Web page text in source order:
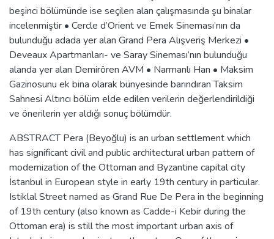
beşinci bölümünde ise seçilen alan çalışmasında şu binalar
incelenmiştir • Cercle d’Orient ve Emek Sineması’nın da
bulunduğu adada yer alan Grand Pera Alışveriş Merkezi •
Deveaux Apartmanları- ve Saray Sineması’nın bulunduğu
alanda yer alan Demirören AVM • Narmanlı Han • Maksim
Gazinosunu ek bina olarak bünyesinde barındıran Taksim
Sahnesi Altıncı bölüm elde edilen verilerin değerlendirildiği
ve önerilerin yer aldığı sonuç bölümdür.
ABSTRACT Pera (Beyoğlu) is an urban settlement which
has significant civil and public architectural urban pattern of
modernization of the Ottoman and Byzantine capital city
İstanbul in European style in early 19th century in particular.
Istiklal Street named as Grand Rue De Pera in the beginning
of 19th century (also known as Cadde-i Kebir during the
Ottoman era) is still the most important urban axis of